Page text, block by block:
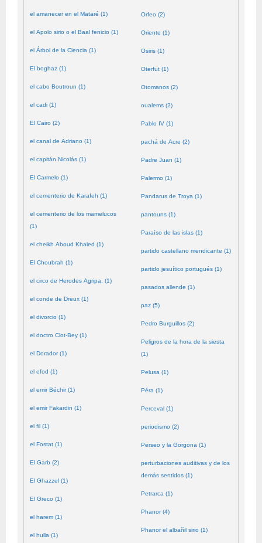
el amanecer en el Mataré (1)
el Apolo sirio o el Baal fenicio (1)
el Árbol de la Ciencia (1)
El boghaz (1)
el cabo Boutroun (1)
el cadi (1)
El Cairo (2)
el canal de Adriano (1)
el capitán Nicolás (1)
El Carmelo (1)
el cementerio de Karafeh (1)
el cementerio de los mamelucos
(1)
el cheikh Aboud Khaled (1)
El Choubrah (1)
el circo de Herodes Agripa. (1)
el conde de Dreux (1)
el divorcio (1)
el doctro Clot-Bey (1)
el Dorador (1)
el efod (1)
el emir Béchir (1)
el emir Fakardin (1)
el fil (1)
el Fostat (1)
El Garb (2)
El Ghazzel (1)
El Greco (1)
el harem (1)
el hulla (1)
Orfeo (2)
Oriente (1)
Osiris (1)
Oterfut (1)
Otomanos (2)
oualems (2)
Pablo IV (1)
pachá de Acre (2)
Padre Juan (1)
Palermo (1)
Pandarus de Troya (1)
pantouns (1)
Paraíso de las islas (1)
partido castellano mendicante (1)
partido jesuítico portugués (1)
pasados allende (1)
paz (5)
Pedro Burguillos (2)
Peligros de la hora de la siesta
(1)
Pelusa (1)
Péra (1)
Perceval (1)
periodismo (2)
Perseo y la Gorgona (1)
perturbaciones auditivas y de los
demás sentidos (1)
Petrarca (1)
Phanor (4)
Phanor el albañil sirio (1)